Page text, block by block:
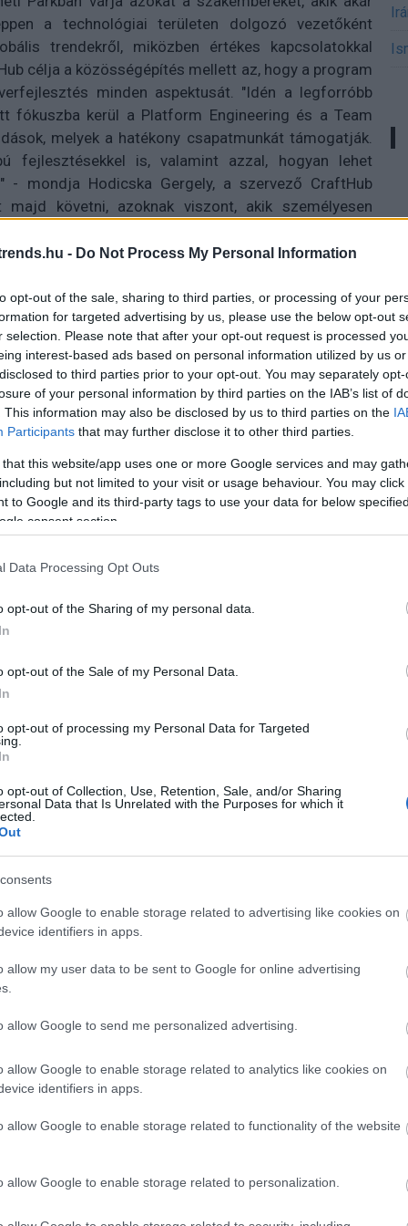
- Do Not Process My Personal Information
opt-out of the sale, sharing to third parties, or processing of your
for targeted advertising by us, please use the below opt-out
selection. Please note that after your opt-out request is processed
interest-based ads based on personal information utilized by us
to third parties prior to your opt-out. You may separately
of your personal information by third parties on the IAB’s list of
This information may also be disclosed by us to third parties on the
Participants that may further disclose it to other third parties.
that this website/app uses one or more Google services and may
but not limited to your visit or usage behaviour. You may
to Google and its third-party tags to use your data for below
consent section.
Data Processing Opt Outs
opt-out of the Sharing of my personal data.
opt-out of the Sale of my Personal Data.
opt-out of processing my Personal Data for Targeted
opt-out of Collection, Use, Retention, Sale, and/or Sharing
Data that Is Unrelated with the Purposes for which it
allow Google to enable storage related to advertising like cookies on
identifiers in apps.
allow my user data to be sent to Google for online advertising
allow Google to send me personalized advertising.
allow Google to enable storage related to analytics like cookies on
identifiers in apps.
allow Google to enable storage related to functionality of the website
allow Google to enable storage related to personalization.
a technológiai területen dolgozó vezetőként
trendekről, miközben értékes kapcsolatokkal
célja a közösségépítés mellett az, hogy a program
minden aspektusát. "Idén a legforróbb
fókuszba kerül a Platform Engineering és a Team
melyek a hatékony csapatmunkát támogatják.
fejlesztésekkel is, valamint azzal, hogyan lehet
- mondja Hodicska Gergely, a szervező CraftHub
követni, azoknak viszont, akik személyesen
a legnagyobb techcégektől
hatékony architektúra tervezésre, a kódolás alapvető
területeket is érintenek az elismert nemzetközi
a fejlesztők karrierjét vagy éppen új üzleti
menedzsereket.Colin Breckarról beszél majd
azt a rengeteg adatot, ami a járművek és a központi
szerepe van a WebAssembly technológiának.
nevű keretrendszer egyik megalkotója bemutatja,
szervezeteknek optimalizálni a csapatok közötti
hozzáfogni a mikroszolgáltatás-alapú rendszerek
ésLinda Rising tanácsadó, aki a
A Craft Konferencia programjában idén is
témákból összeállított workshop-sorozat
is megismerhessenek egy-egy a fejlesztéshez
szükség ahhoz, hogy egy vezető kiemelkedő
segíteni a csapatát,
közelíti meg a kódolást.
a CraftHack - hackathonra fel!
helyszínen tartják a nagysikerű CraftHack
lehetőséget kapnak arra, hogy meghallgathassák a
a networking eseményeken és a kiállítói arénában,
be, mint a Tesco Technology, a
már korábban is fontos eleme volt a Craft
teljesen egybe a két esemény, így a fiatal indulók
munkaadókat is találhatnak a verseny során.
a Vasúttörténeti Parkban, az indulóknak
területén kell majd elnyerniük a zsűri tetszését
CraftHub társalapítója, ügyvezetője.